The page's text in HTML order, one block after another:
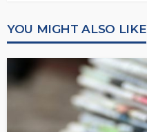
YOU MIGHT ALSO LIKE